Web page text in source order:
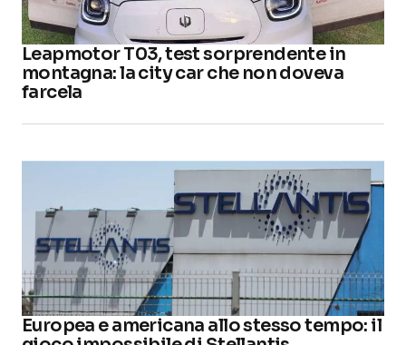
Leapmotor T03, test sorprendente in
montagna: la city car che non doveva
farcela
Europea e americana allo stesso tempo: il